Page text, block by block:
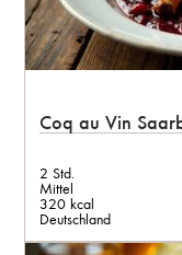
Coq au Vin
2 Std.
Mittel
320 kcal
Deutschland